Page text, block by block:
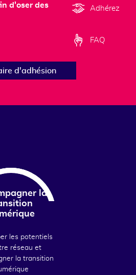
Adhérez
FAQ
d'oser des
d'adhésion
la
les potentiels
réseau et
la transition